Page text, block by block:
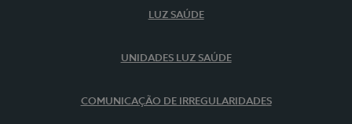
LUZ SAÚDE
UNIDADES LUZ SAÚDE
COMUNICAÇÃO DE IRREGULARIDADES